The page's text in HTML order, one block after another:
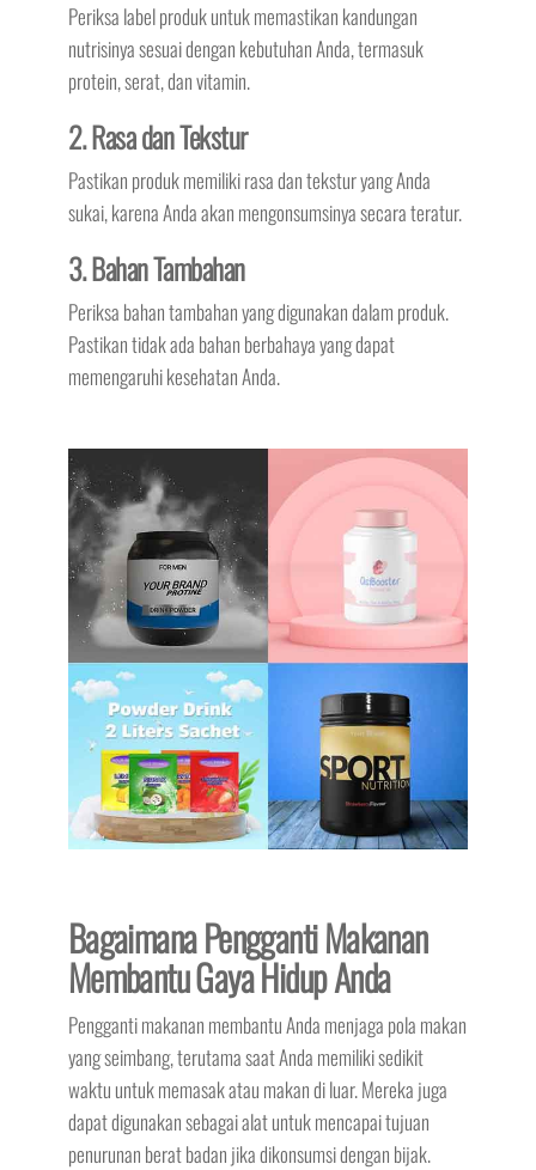
Periksa label produk untuk memastikan kandungan
nutrisinya sesuai dengan kebutuhan Anda, termasuk
protein, serat, dan vitamin.
2. Rasa dan Tekstur
Pastikan produk memiliki rasa dan tekstur yang Anda
sukai, karena Anda akan mengonsumsinya secara teratur.
3. Bahan Tambahan
Periksa bahan tambahan yang digunakan dalam produk.
Pastikan tidak ada bahan berbahaya yang dapat
memengaruhi kesehatan Anda.
Bagaimana Pengganti Makanan
Membantu Gaya Hidup Anda
Pengganti makanan membantu Anda menjaga pola makan
yang seimbang, terutama saat Anda memiliki sedikit
waktu untuk memasak atau makan di luar. Mereka juga
dapat digunakan sebagai alat untuk mencapai tujuan
penurunan berat badan jika dikonsumsi dengan bijak.